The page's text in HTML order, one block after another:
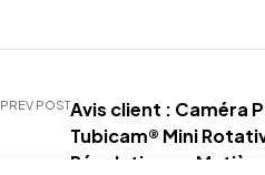
PREV POSTAvis client : Caméra
Tubicam® Mini
Révolution en